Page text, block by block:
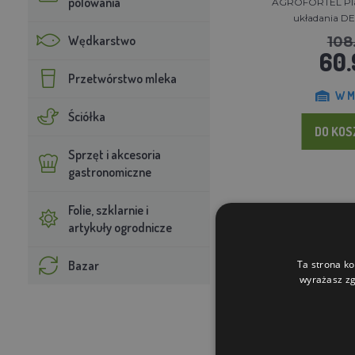
Wędkarstwo
Przetwórstwo mleka
Ściółka
Sprzęt i akcesoria
gastronomiczne
Folie, szklarnie i
artykuły ogrodnicze
Bazar
układania
W
DO
Ta strona
wyrażasz